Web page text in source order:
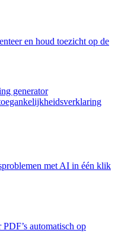
en houd toezicht op de
generator
met AI in één klik
automatisch op